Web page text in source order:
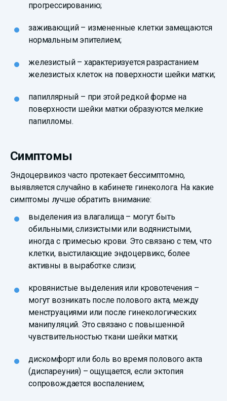
прогрессированию;
заживающий – измененные клетки замещаются
нормальным эпителием;
железистый – характеризуется разрастанием
железистых клеток на поверхности шейки матки;
папиллярный – при этой редкой форме на
поверхности шейки матки образуются мелкие
папилломы.
Симптомы
Эндоцервикоз часто протекает бессимптомно,
выявляется случайно в кабинете гинеколога. На какие
симптомы лучше обратить внимание:
выделения из влагалища – могут быть
обильными, слизистыми или водянистыми,
иногда с примесью крови. Это связано с тем, что
клетки, выстилающие эндоцервикс, более
активны в выработке слизи;
кровянистые выделения или кровотечения –
могут возникать после полового акта, между
менструациями или после гинекологических
манипуляций. Это связано с повышенной
чувствительностью ткани шейки матки;
дискомфорт или боль во время полового акта
(диспареуния) – ощущается, если эктопия
сопровождается воспалением;